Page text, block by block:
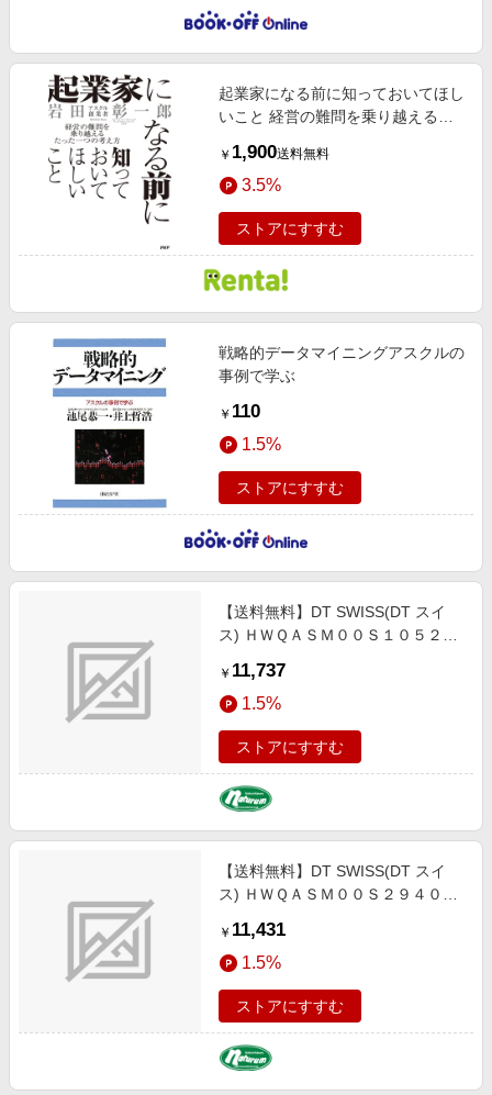
起業家になる前に知っておいてほし
いこと 経営の難問を乗り越えるた
￥ 1,900送料無料
3.5%
ストアにすすむ
戦略的データマイニングアスクルの
事例で学ぶ
￥ 110
1.5%
ストアにすすむ
【送料無料】DT SWISS(DT スイ
ス) ＨＷＱＡＳＭ００Ｓ１０５２Ｓ
￥ 11,737
1.5%
ストアにすすむ
【送料無料】DT SWISS(DT スイ
ス) ＨＷＱＡＳＭ００Ｓ２９４０Ｓ
￥ 11,431
1.5%
ストアにすすむ